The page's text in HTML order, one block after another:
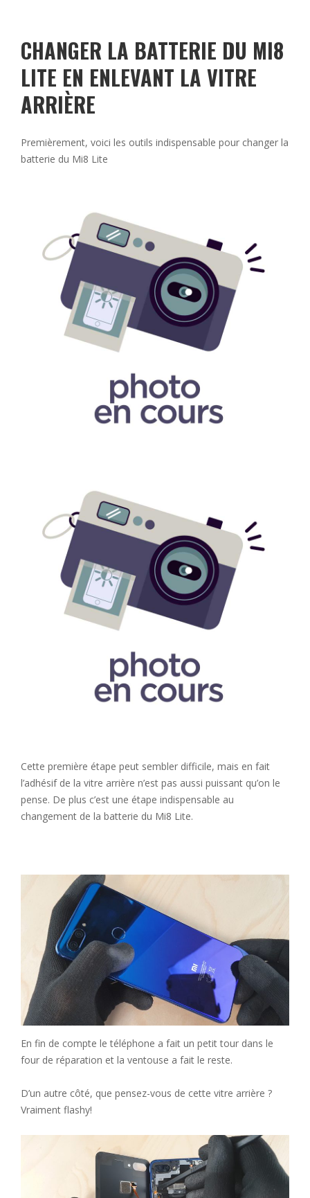
CHANGER LA BATTERIE DU MI8
LITE EN ENLEVANT LA VITRE
ARRIÈRE
Premièrement, voici les outils indispensable pour changer la
batterie du Mi8 Lite
Cette première étape peut sembler difficile, mais en fait
l’adhésif de la vitre arrière n’est pas aussi puissant qu’on le
pense. De plus c’est une étape indispensable au
changement de la batterie du Mi8 Lite.
En fin de compte le téléphone a fait un petit tour dans le
four de réparation et la ventouse a fait le reste.
D’un autre côté, que pensez-vous de cette vitre arrière ?
Vraiment flashy!